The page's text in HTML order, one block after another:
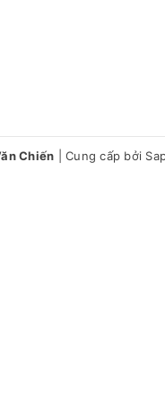
Chiến Cung cấp bởi